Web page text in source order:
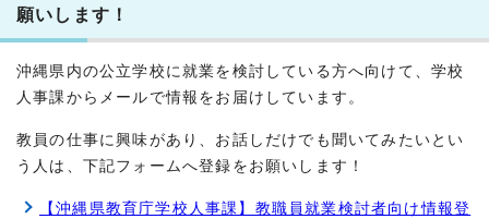
願いします！
沖縄県内の公立学校に就業を検討している方へ向けて、学校
人事課からメールで情報をお届けしています。
教員の仕事に興味があり、お話しだけでも聞いてみたいとい
う人は、下記フォームへ登録をお願いします！
【沖縄県教育庁学校人事課】教職員就業検討者向け情報登